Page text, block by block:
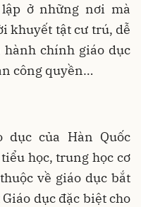
ở những nơi mà
khuyết tật cư trú, dễ
chính giáo dục
công quyền…
dục của Hàn Quốc
học, trung học cơ
về giáo dục bắt
dục đặc biệt cho